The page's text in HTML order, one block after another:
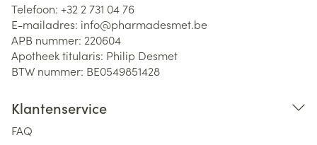
Telefoon: +32 2 731 04 76
E-mailadres: info@pharmadesmet.be
APB nummer: 220604
Apotheek titularis: Philip Desmet
BTW nummer: BE0549851428
Klantenservice
FAQ